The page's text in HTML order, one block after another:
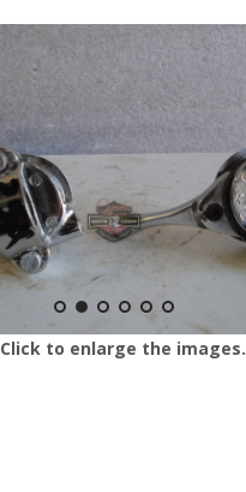
Click to enlarge the images.